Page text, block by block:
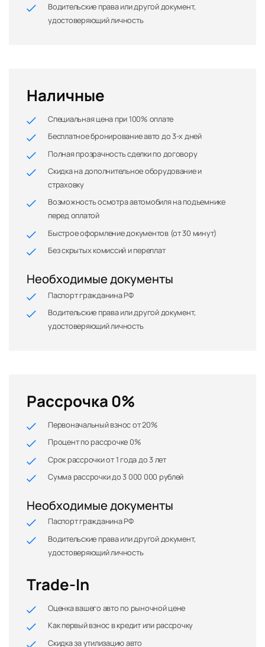
Водительские права или другой документ,
удостоверяющий личность
Наличные
Специальная цена при 100% оплате
Бесплатное бронирование авто до 3-х дней
Полная прозрачность сделки по договору
Скидка на дополнительное оборудование и
страховку
Возможность осмотра автомобиля на подъемнике
перед оплатой
Быстрое оформление документов (от 30 минут)
Без скрытых комиссий и переплат
Необходимые документы
Паспорт гражданина РФ
Водительские права или другой документ,
удостоверяющий личность
Рассрочка 0%
Первоначальный взнос от 20%
Процент по рассрочке 0%
Срок рассрочки от 1 года до 3 лет
Сумма рассрочки до 3 000 000 рублей
Необходимые документы
Паспорт гражданина РФ
Водительские права или другой документ,
удостоверяющий личность
Trade-In
Оценка вашего авто по рыночной цене
Как первый взнос в кредит или рассрочку
Скидка за утилизацию авто